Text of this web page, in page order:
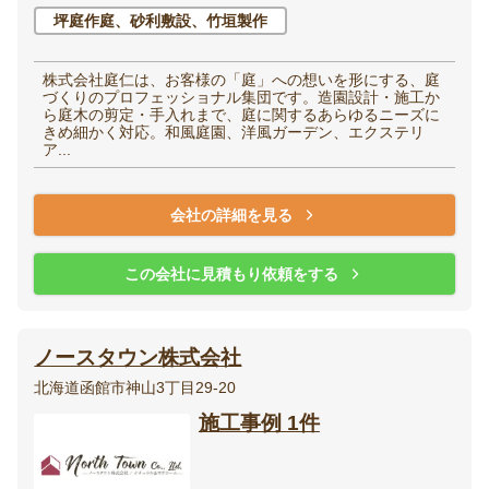
坪庭作庭、砂利敷設、竹垣製作
株式会社庭仁は、お客様の「庭」への想いを形にする、庭
づくりのプロフェッショナル集団です。造園設計・施工か
ら庭木の剪定・手入れまで、庭に関するあらゆるニーズに
きめ細かく対応。和風庭園、洋風ガーデン、エクステリ
ア...
会社の詳細を見る
この会社に見積もり依頼をする
ノースタウン株式会社
北海道函館市神山3丁目29-20
施工事例 1件